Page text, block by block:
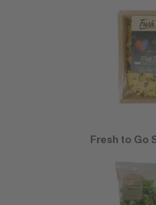
Fresh to Go